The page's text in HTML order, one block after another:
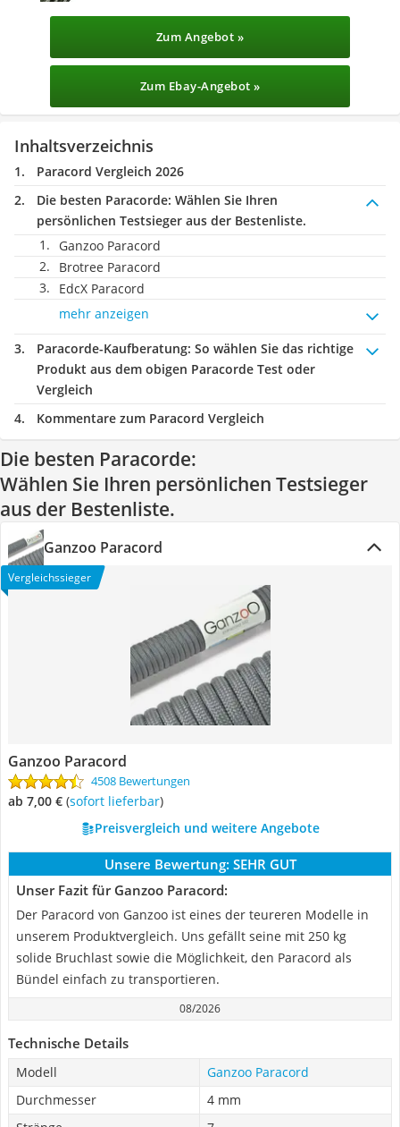
Zum Angebot »
Zum Ebay-Angebot »
Inhaltsverzeichnis
Paracord Vergleich 2026
Die besten Paracorde: Wählen Sie Ihren
persönlichen Testsieger aus der Bestenliste.
Ganzoo Paracord
Brotree Paracord
EdcX Paracord
mehr anzeigen
Paracorde-Kaufberatung: So wählen Sie das richtige
Produkt aus dem obigen Paracorde Test oder
Vergleich
Kommentare zum Paracord Vergleich
Die besten Paracorde:
Wählen Sie Ihren persönlichen Testsieger
aus der Bestenliste.
Ganzoo Paracord
Vergleichssieger
Ganzoo Paracord
4508 Bewertungen
ab 7,00 € ( Sofort lieferbar)
Preisvergleich und weitere Angebote
Unsere Bewertung: SEHR GUT
Unser Fazit für Ganzoo Paracord:
Der Paracord von Ganzoo ist eines der teureren Modelle in
unserem Produktvergleich. Uns gefällt seine mit 250 kg
solide Bruchlast sowie die Möglichkeit, den Paracord als
Bündel einfach zu transportieren.
08/2026
Technische Details
Modell
Ganzoo Paracord
Durchmesser
4 mm